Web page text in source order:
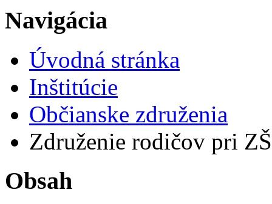
Navigácia
Úvodná stránka
Inštitúcie
Občianske združenia
Združenie rodičov pri
Obsah